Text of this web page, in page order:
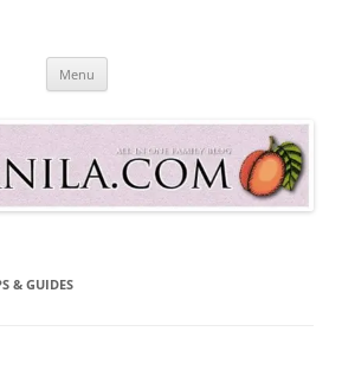
Blog
Menu
& GUIDES